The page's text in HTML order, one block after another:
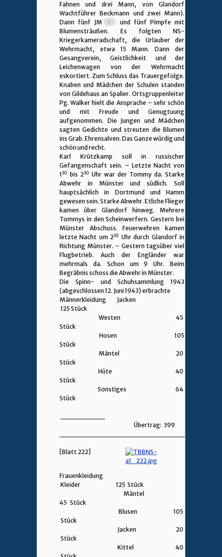
Fahnen und drei Mann, von Glandorf
Wachtführer Beckmann und zwei Mann).
Dann fünf JM
und fünf Pimpfe mit
Blumensträußen. Es folgten NS-
Kriegerkameradschaft, die Urlauber der
Wehrmacht, etwa 15 Mann. Dann der
Gesangverein, Geistlichkeit und der
Leichenwagen von der Wehrmacht
eskortiert. Zum Schluss das Trauergefolge.
Knaben und Mädchen der Schulen standen
von Gildehaus an Spalier. Ortsgruppenleiter
Pg. Walker hielt die Ansprache – sehr schön
und mit Freude und Genugtuung
aufgenommen. Die Jungen und Mädchen
sagten Gedichte und streuten die Blumen
ins Grab. Ehrensalven. Das Ganze würdig und
schön und recht.
Karl Krützkamp soll in russischer
Gefangenschaft sein. – Letzte Nacht von
130 bis 230 Uhr war der Tommy da. Starke
Abwehr in Münster und südlich. Soll
hauptsächlich in Dortmund und Hamm
gewesen sein. Starke Abwehr. Etliche Flieger
kamen über Glandorf hinweg. Mehrere
Tommys in den Scheinwerfern. Gestern bei
Münster Abschuss. Feuerwehren kamen
letzte Nacht um 230 Uhr durch Glandorf in
Richtung Münster. – Gestern tagsüber viel
Flugbetrieb. Auch der Engländer war
mehrmals da. Schon um 9 Uhr. Beim
Begräbnis schoss die Abwehr in Münster.
Die Spinn- und Schuhsammlung 1943
(abgeschlossen 12. Juni 1943) erbrachte
Männerkleidung Jacken
125 Stück
Westen 45
Stück
Hosen 105
Stück
Mäntel 20
Stück
Hüte 40
Stück
Sonstiges 64
Stück
Übertrag: 399
[Blatt 222]
Frauenkleidung
Kleider 125 Stück
Mäntel
45 Stück
Blusen 105
Stück
Jacken 20
Stück
Kittel 40